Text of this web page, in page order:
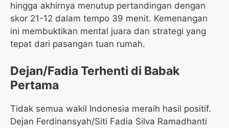
hingga akhirnya menutup pertandingan dengan
skor 21-12 dalam tempo 39 menit. Kemenangan
ini membuktikan mental juara dan strategi yang
tepat dari pasangan tuan rumah.
Dejan/Fadia Terhenti di Babak
Pertama
Tidak semua wakil Indonesia meraih hasil positif.
Dejan Ferdinansyah/Siti Fadia Silva Ramadhanti